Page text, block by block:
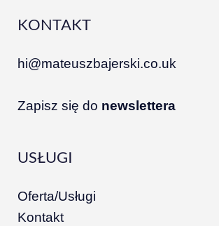
KONTAKT
hi@mateuszbajerski.co.uk
Zapisz się do newslettera
USŁUGI
Oferta/Usługi
Kontakt